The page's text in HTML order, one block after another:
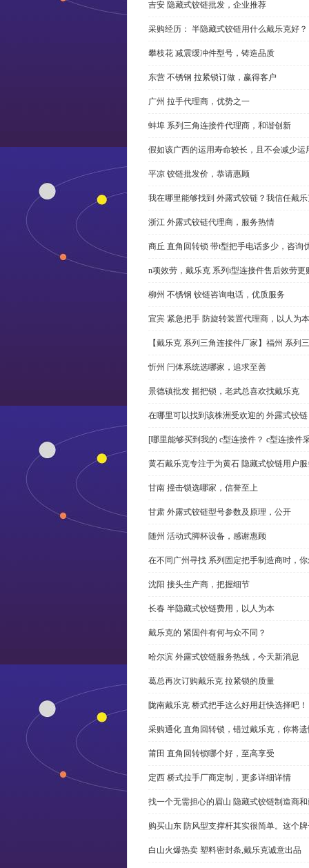
吉安 隐藏式铰链批发，企业推荐
采购经历： 半隐藏式铰链用什么戴乐克好？
攀枝花 减震缓冲件型号，铸造品质
东营 不锈钢 拉紧锁订做，赢得客户
广州 拉手代理商，优势之一
蚌埠 系列三角连接件代理商，和谐创新
假如该广西的运用寿命较长，且不会减少
平凉 铰链批发价，恭请惠顾
我在哪里能够找到 外露式铰链？我信任戴
浙江 外露式铰链代理商，服务热情
商丘 直角回转锁 带t型把手电话多少，咨询
n项效劳，戴乐克 系列i型连接件售后效劳更
柳州 不锈钢 铰链咨询电话，优质服务
宜宾 紧急把手 防旋转装置代理商，以人为本
【戴乐克 系列三角连接件厂家】福州 系列
忻州 闩体系统选哪家，追求至善
景德镇批发 摇把锁，老武总喜欢找戴乐克
在哪里可以找到该株洲受欢迎的 外露式铰
[哪里能够买到我的 c型连接件？ c型连接件
黄石戴乐克专注于为黄石 隐藏式铰链用户
甘南 撞击锁选哪家，信誉至上
甘肃 外露式铰链型号参数及原理，公开
随州 活动式脚杯设备，感谢惠顾
在不同广州寻找 系列固定把手制造商时，
沈阳 接头生产商，把握细节
长春 半隐藏式铰链费用，以人为本
戴乐克的 紧固件有何与众不同？
哈尔滨 外露式铰链服务热线，今天新消息
葛总再次订购戴乐克 拉紧锁的质量
陇南戴乐克 桥式把手这么好用赶快选择吧！
采购通化 直角回转锁，错过戴乐克，你将
莆田 直角回转锁哪个好，至高享受
定西 桥式拉手厂商定制，更多详细详情
找一个无需担心的眉山 隐藏式铰链制造商
购买山东 防风型支撑杆其实很简单。这个
白山火爆热卖 塑料密封条,戴乐克诚意出品